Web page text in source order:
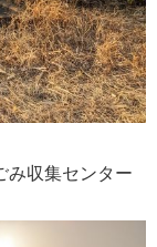
み収集センター